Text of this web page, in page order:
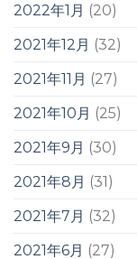
2022年1月 (20)
2021年12月 (32)
2021年11月 (27)
2021年10月 (25)
2021年9月 (30)
2021年8月 (31)
2021年7月 (32)
2021年6月 (27)